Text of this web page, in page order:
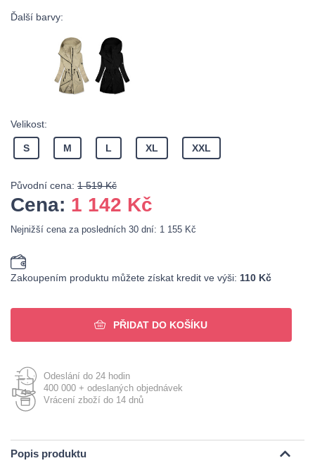
Ďalší barvy:
Velikost:
S M L XL XXL
Původní cena: 1 519 Kč
Cena: 1 142 Kč
Nejnižší cena za posledních 30 dní: 1 155 Kč
Zakoupením produktu můžete získat kredit ve výši: 110 Kč
PŘIDAT DO KOŠÍKU
Odeslání do 24 hodin
400 000 + odeslaných objednávek
Vrácení zboží do 14 dnů
Popis produktu